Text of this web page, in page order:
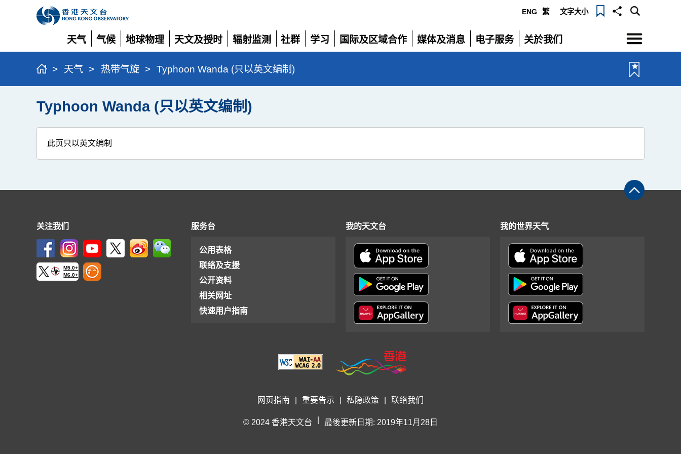
ENG 繁 文字大小
天气
展
开
气候
展
开
地球物理
展
开
天文及授时
展
开
辐射监测
展
开
社群
展
开
学习
展
国际及区域合作
展
媒体及消息
展
电子服务
展
关於我们
展
选
单
> 天气 > 热带气旋 > Typhoon Wanda (只以英文编制)
Typhoon Wanda (只以英文编制)
此页只以英文编制
关注我们
M5.0+
M6.0+
服务台
公用表格
联络及支援
公开资料
相关网址
快速用户指南
我的天文台 我的世界天气
网页指南 重要告示 私隐政策 联络我们
© 2024 香港天文台 最後更新日期: 2019年11月28日